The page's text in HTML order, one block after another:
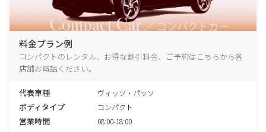
料金プラン例
コンパクトのレンタル、お得な割引料金、ご予約はこちらから各
店舗お電話ください。
代表車種 ヴィッツ・パッソ
ボディタイプ コンパクト
営業時間 08:00-18:00